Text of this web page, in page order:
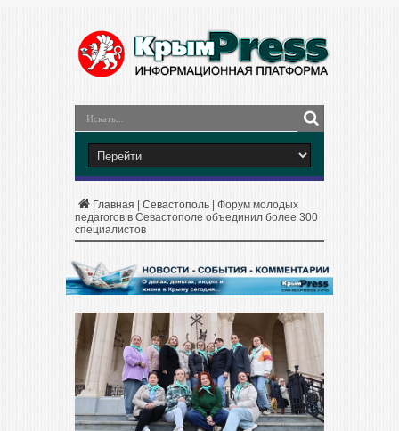
Главная Севастополь
Форум молодых
педагогов в Севастополе объединил более 300
специалистов